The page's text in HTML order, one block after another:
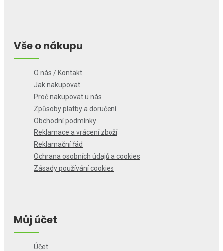
Vše o nákupu
O nás / Kontakt
Jak nakupovat
Proč nakupovat u nás
Způsoby platby a doručení
Obchodní podmínky
Reklamace a vrácení zboží
Reklamační řád
Ochrana osobních údajů a cookies
Zásady používání cookies
Můj účet
Účet